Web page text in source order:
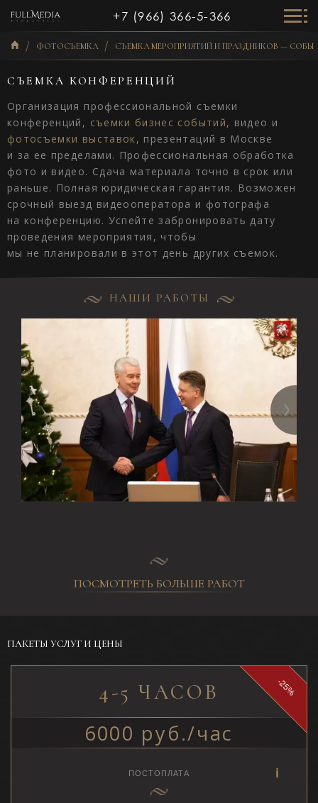
+7 (966) 366-5-366
ФОТОСЪЕМКА СЪЕМКА МЕРОПРИЯТИЙ И ПРАЗДНИКОВ —
СЪЕМКА КОНФЕРЕНЦИЙ
Организация профессиональной съемки
конференций, съемки бизнес событий, видео и
фотосъемки выставок, презентаций в Москве
и за ее пределами. Профессиональная обработка
фото и видео. Сдача материала точно в срок или
раньше. Полная юридическая гарантия. Возможен
срочный выезд видеооператора и фотографа
на конференцию. Успейте забронировать дату
проведения мероприятия, чтобы
мы не планировали в этот день других съемок.
НАШИ РАБОТЫ
ПОСМОТРЕТЬ БОЛЬШЕ РАБОТ
ПАКЕТЫ УСЛУГ И ЦЕНЫ
-25%
4-5 ЧАСОВ
6000 руб./час
ПОСТОПЛАТА